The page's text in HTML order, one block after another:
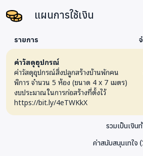
แผนการใช้เงิน
รายการ
ค่าวัสดุอุปกรณ์
ค่าวัสดุอุปกรณ์สิ่งปลูกสร้างบ้านพักคน
พิการ จำนวน 5 ห้อง (ขนาด 4 x 7 เมตร)
งบประมาณในการก่อสร้างที่ตั้งไว้
https://bit.ly/4eTWKkX
รวมเป็นเงิน
ค่าสนับสนุนเทใจ (